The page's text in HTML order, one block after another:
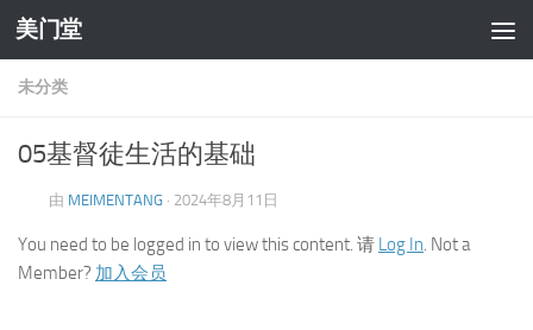
跳至内容
美门堂
未分类
05基督徒生活的基础
由 MEIMENTANG · 2024年8月11日
You need to be logged in to view this content. 请 Log In. Not a
Member? 加入会员